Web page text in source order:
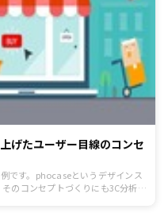
げたユーザー目線のコンセ
です。phocaseというデザインス
のコンセプトづくりにも3C分析な